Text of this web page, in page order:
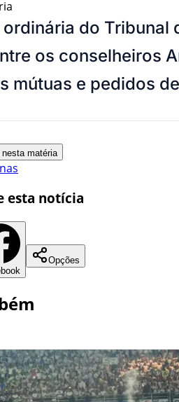
do Tribunal
os conselheiros
mútuas e pedidos
matéria
esta notícia
Opções